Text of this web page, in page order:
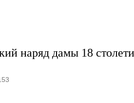
наряд дамы 18